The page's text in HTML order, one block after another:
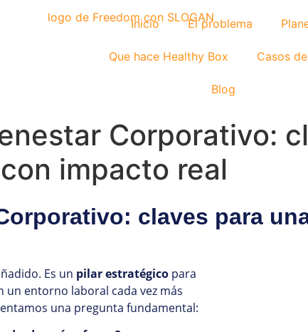
Inicio El problema
Que hace Healthy Box Casos
Blog
Corporativo:
impacto real
claves para
Es un pilar estratégico para
entorno laboral cada vez más
una pregunta fundamental: